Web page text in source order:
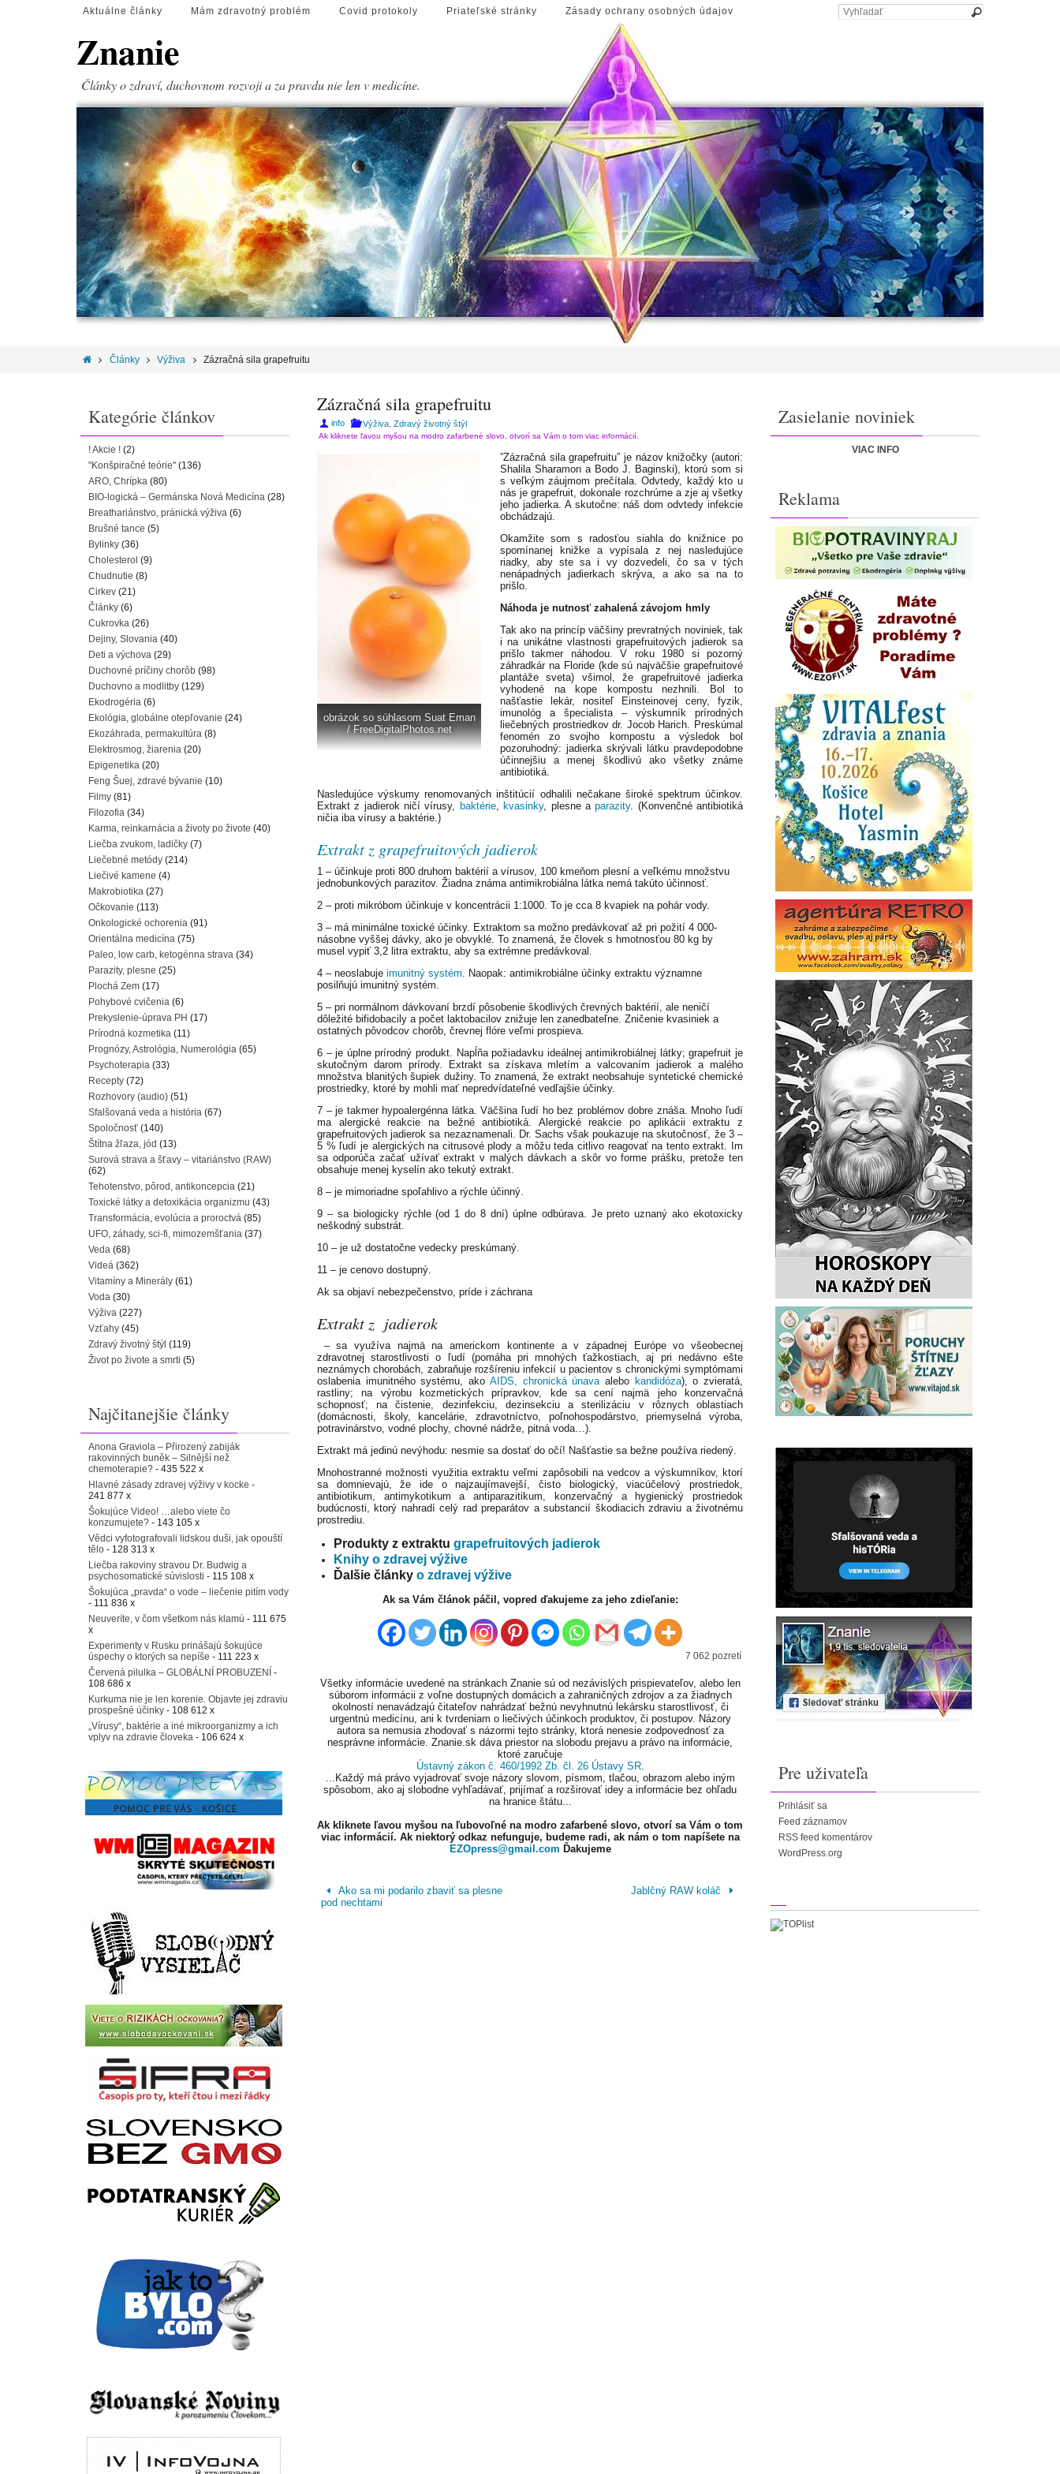
Aktuálne články Mám zdravotný problém Covid protokoly Priateľské stránky Zásady ochrany osobných údajov
Znanie
Články o zdraví, duchovnom rozvoji a za pravdu nie len v medicíne.
Články Výživa Zázračná sila grapefruitu
Zázračná sila grapefruitu
info Výživa, Zdravý životný štýl
Ak kliknete ľavou myšou na modro zafarbené slovo, otvorí sa Vám o tom viac informácií.
obrázok so súhlasom Suat Eman
/ FreeDigitalPhotos.net
”Zázračná sila grapefruitu” je názov knižočky (autori:
Shalila Sharamon a Bodo J. Baginski), ktorú som si
s veľkým záujmom prečítala. Odvtedy, každý kto u
nás je grapefruit, dokonale rozchrúme a zje aj všetky
jeho jadierka. A skutočne: náš dom odvtedy infekcie
obchádzajú.
Okamžite som s radosťou siahla do knižnice po
spomínanej knižke a vypísala z nej nasledujúce
riadky, aby ste sa i vy dozvedeli, čo sa v tých
nenápadných jadierkach skrýva, a ako sa na to
prišlo.
Náhoda je nutnosť zahalená závojom hmly
Tak ako na princíp väčšiny prevratných noviniek, tak
i na unikátne vlastnosti grapefruitových jadierok sa
prišlo takmer náhodou. V roku 1980 si pozorný
záhradkár na Floride (kde sú najväčšie grapefruitové
plantáže sveta) všimol, že grapefruitové jadierka
vyhodené na kope kompostu nezhnili. Bol to
našťastie lekár, nositeľ Einsteinovej ceny, fyzik,
imunológ a špecialista – výskumník prírodných
liečebných prostriedkov dr. Jocob Harich. Preskúmal
fenomén zo svojho kompostu a výsledok bol
pozoruhodný: jadierka skrývali látku pravdepodobne
účinnejšiu a menej škodlivú ako všetky známe
antibiotiká.
Nasledujúce výskumy renomovaných inštitúcií odhalili nečakane široké spektrum účinkov.
Extrakt z jadierok ničí vírusy, baktérie, kvasinky, plesne aparazity. (Konvenčné antibiotiká
ničia iba vírusy a baktérie.)
Extrakt z grapefruitových jadierok
1 – účinkuje proti 800 druhom baktérií a vírusov, 100 kmeňom plesní a veľkému množstvu
jednobunkových parazitov. Žiadna známa antimikrobiálna látka nemá takúto účinnosť.
2 – proti mikróbom účinkuje v koncentrácii 1:1000. To je cca 8 kvapiek na pohár vody.
3 – má minimálne toxické účinky. Extraktom sa možno predávkovať až pri požití 4 000-
násobne vyššej dávky, ako je obvyklé. To znamená, že človek s hmotnosťou 80 kg by
musel vypiť 3,2 litra extraktu, aby sa extrémne predávkoval.
4 – neoslabuje imunitný systém. Naopak: antimikrobiálne účinky extraktu významne
posilňujú imunitný systém.
5 – pri normálnom dávkovaní brzdí pôsobenie škodlivých črevných baktérií, ale neničí
dôležité bifidobacily a počet laktobacilov znižuje len zanedbateľne. Zničenie kvasiniek a
ostatných pôvodcov chorôb, črevnej flóre veľmi prospieva.
6 – je úplne prírodný produkt. Napĺňa požiadavku ideálnej antimikrobiálnej látky; grapefruit je
skutočným darom prírody. Extrakt sa získava mletím a valcovaním jadierok a malého
množstva blanitých šupiek dužiny. To znamená, že extrakt neobsahuje syntetické chemické
prostriedky, ktoré by mohli mať nepredvídateľné vedľajšie účinky.
7 – je takmer hypoalergénna látka. Väčšina ľudí ho bez problémov dobre znáša. Mnoho ľudí
ma alergické reakcie na bežné antibiotiká. Alergické reakcie po aplikácii extraktu z
grapefruitových jadierok sa nezaznamenali. Dr. Sachs však poukazuje na skutočnosť, že 3 –
5 % ľudí je alergických na citrusové plody a môžu teda citlivo reagovať na tento extrakt. Im
sa odporúča začať užívať extrakt v malých dávkach a skôr vo forme prášku, pretože ten
obsahuje menej kyselín ako tekutý extrakt.
8 – je mimoriadne spoľahlivo a rýchle účinný.
9 – sa biologicky rýchle (od 1 do 8 dní) úplne odbúrava. Je preto uznaný ako ekotoxicky
neškodný substrát.
10 – je už dostatočne vedecky preskúmaný.
11 – je cenovo dostupný.
Ak sa objaví nebezpečenstvo, príde i záchrana
Extrakt z jadierok
– sa využíva najmä na americkom kontinente a v západnej Európe vo všeobecnej
zdravotnej starostlivosti o ľudí (pomáha pri mnohých ťažkostiach, aj pri nedávno ešte
neznámych chorobách, zabraňuje rozšíreniu infekcií u pacientov s chronickými symptómami
oslabenia imunitného systému, ako AIDS, chronická únavaalebo kandidóza), o zvieratá,
rastliny; na výrobu kozmetických prípravkov, kde sa cení najmä jeho konzervačná
schopnosť; na čistenie, dezinfekciu, dezinsekciu a sterilizáciu v rôznych oblastiach
(domácnosti, školy, kancelárie, zdravotníctvo, poľnohospodárstvo, priemyselná výroba,
potravinárstvo, vodné plochy, chovné nádrže, pitná voda…).
Extrakt má jedinú nevýhodu: nesmie sa dostať do očí! Našťastie sa bežne používa riedený.
Mnohostranné možnosti využitia extraktu veľmi zapôsobili na vedcov a výskumníkov, ktorí
sa domnievajú, že ide o najzaujímavejší, čisto biologický, viacúčelový prostriedok,
antibiotikum, antimykotikum a antiparazitikum, konzervačný a hygienický prostriedok
budúcnosti, ktorý nahradí celý rad preparátov a substancií škodiacich zdraviu a životnému
prostrediu.
Produkty z extraktu grapefruitových jadierok
Knihy o zdravej výžive
Ďalšie články o zdravej výžive
Ak sa Vám článok páčil, vopred ďakujeme za jeho zdieľanie:
7 062 pozretí
Všetky informácie uvedené na stránkach Znanie sú od nezávislých prispievateľov, alebo len
súborom informácii z voľne dostupných domácich a zahraničných zdrojov a za žiadnych
okolností nenavádzajú čitateľov nahrádzať bežnú nevyhnutnú lekársku starostlivosť, či
urgentnú medicínu, ani k tvrdeniam o liečivých účinkoch produktov, či postupov. Názory
autora sa nemusia zhodovať s názormi tejto stránky, ktorá nenesie zodpovednosť za
nesprávne informácie. Znanie.sk dáva priestor na slobodu prejavu a právo na informácie,
ktoré zaručuje
Ústavný zákon č. 460/1992 Zb. čl. 26 Ústavy SR.
...Každý má právo vyjadrovať svoje názory slovom, písmom, tlačou, obrazom alebo iným
spôsobom, ako aj slobodne vyhľadávať, prijímať a rozširovať idey a informácie bez ohľadu
na hranice štátu...
Ak kliknete ľavou myšou na ľubovoľné na modro zafarbené slovo, otvorí sa Vám o tom
viac informácií. Ak niektorý odkaz nefunguje, budeme radi, ak nám o tom napíšete na
EZOpress@gmail.com Ďakujeme
Ako sa mi podarilo zbaviť sa plesne
pod nechtami
Jablčný RAW koláč
Kategórie článkov
! Akcie ! (2)
"Konšpiračné teórie" (136)
ARO, Chrípka (80)
BIO-logická – Germánska Nová Medicína (28)
Breathariánstvo, pránická výživa (6)
Brušné tance (5)
Bylinky (36)
Cholesterol (9)
Chudnutie (8)
Cirkev (21)
Články (6)
Cukrovka (26)
Dejiny, Slovania (40)
Deti a výchova (29)
Duchovné príčiny chorôb (98)
Duchovno a modlitby (129)
Ekodrogéria (6)
Ekológia, globálne otepľovanie (24)
Ekozáhrada, permakultúra (8)
Elektrosmog, žiarenia (20)
Epigenetika (20)
Feng Šuej, zdravé bývanie (10)
Filmy (81)
Filozofia (34)
Karma, reinkarnácia a životy po živote (40)
Liečba zvukom, ladičky (7)
Liečebné metódy (214)
Liečivé kamene (4)
Makrobiotika (27)
Očkovanie (113)
Onkologické ochorenia (91)
Orientálna medicína (75)
Paleo, low carb, ketogénna strava (34)
Parazity, plesne (25)
Plochá Zem (17)
Pohybové cvičenia (6)
Prekyslenie-úprava PH (17)
Prírodná kozmetika (11)
Prognózy, Astrológia, Numerológia (65)
Psychoterapia (33)
Recepty (72)
Rozhovory (audio) (51)
Sfalšovaná veda a história (67)
Spoločnosť (140)
Štítna žľaza, jód (13)
Surová strava a šťavy – vitariánstvo (RAW)
(62)
Tehotenstvo, pôrod, antikoncepcia (21)
Toxické látky a detoxikácia organizmu (43)
Transformácia, evolúcia a proroctvá (85)
UFO, záhady, sci-fi, mimozemšťania (37)
Veda (68)
Videá (362)
Vitamíny a Minerály (61)
Voda (30)
Výživa (227)
Vzťahy (45)
Zdravý životný štýl (119)
Život po živote a smrti (5)
Najčitanejšie články
Anona Graviola – Přirozený zabiják
rakovinných buněk – Silnější než
chemoterapie? - 435 522 x
Hlavné zásady zdravej výživy v kocke -
241 877 x
Šokujúce Video! …alebo viete čo
konzumujete? - 143 105 x
Vědci vyfotografovali lidskou duši, jak opouští
tělo - 128 313 x
Liečba rakoviny stravou Dr. Budwig a
psychosomatické súvislosti - 115 108 x
Šokujúca „pravda“ o vode – liečenie pitím vody
- 111 836 x
Neuveríte, v čom všetkom nás klamú - 111 675
x
Experimenty v Rusku prinášajú šokujúce
úspechy o ktorých sa nepíše - 111 223 x
Červená pilulka – GLOBÁLNÍ PROBUZENÍ -
108 686 x
Kurkuma nie je len korenie. Objavte jej zdraviu
prospešné účinky - 108 612 x
„Vírusy“, baktérie a iné mikroorganizmy a ich
vplyv na zdravie človeka - 106 624 x
Zasielanie noviniek
VIAC INFO
Reklama
Pre uživateľa
Prihlásiť sa
Feed záznamov
RSS feed komentárov
WordPress.org